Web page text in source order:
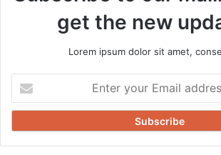
get the new
Lorem ipsum dolor sit amet,
your
Email